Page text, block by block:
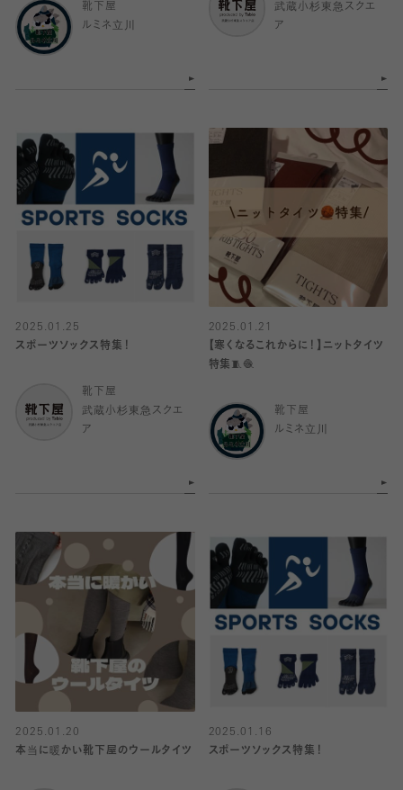
靴下屋
ルミネ立川
武蔵小杉東急スクエ
ア
2025.01.25
スポーツソックス特集！
靴下屋
武蔵小杉東急スクエ
ア
2025.01.21
【寒くなるこれからに！】ニットタイツ
特集🧵🧶
靴下屋
ルミネ立川
2025.01.20
本当に暖かい靴下屋のウールタイツ
2025.01.16
スポーツソックス特集！